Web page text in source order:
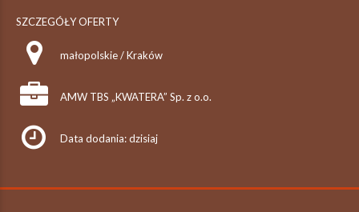
SZCZEGÓŁY OFERTY
małopolskie / Kraków
AMW TBS „KWATERA” Sp. z o.o.
Data dodania: dzisiaj